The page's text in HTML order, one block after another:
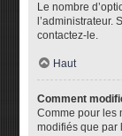
Le nombre
l’administrateur.
contactez-le.
Haut
Comment
Comme pour les
modifiés que par